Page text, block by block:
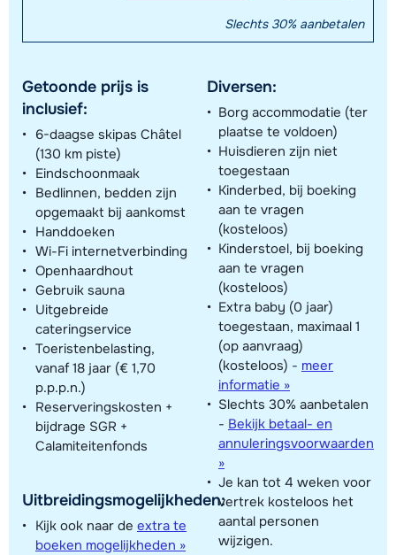
Slechts 30% aanbetalen
Getoonde prijs is
inclusief:
6-daagse skipas Châtel
(130 km piste)
Eindschoonmaak
Bedlinnen, bedden zijn
opgemaakt bij aankomst
Handdoeken
Wi-Fi internetverbinding
Openhaardhout
Gebruik sauna
Uitgebreide
cateringservice
Toeristenbelasting,
vanaf 18 jaar (€ 1,70
p.p.p.n.)
Reserveringskosten +
bijdrage SGR +
Calamiteitenfonds
Uitbreidingsmogelijkheden:
Kijk ook naar de extra te
boeken mogelijkheden »
Diversen:
Borg accommodatie (ter
plaatse te voldoen)
Huisdieren zijn niet
toegestaan
Kinderbed, bij boeking
aan te vragen
(kosteloos)
Kinderstoel, bij boeking
aan te vragen
(kosteloos)
Extra baby (0 jaar)
toegestaan, maximaal 1
(op aanvraag)
(kosteloos) - meer
informatie »
Slechts 30% aanbetalen
- Bekijk betaal- en
annuleringsvoorwaarden
»
Je kan tot 4 weken voor
vertrek kosteloos het
aantal personen
wijzigen.